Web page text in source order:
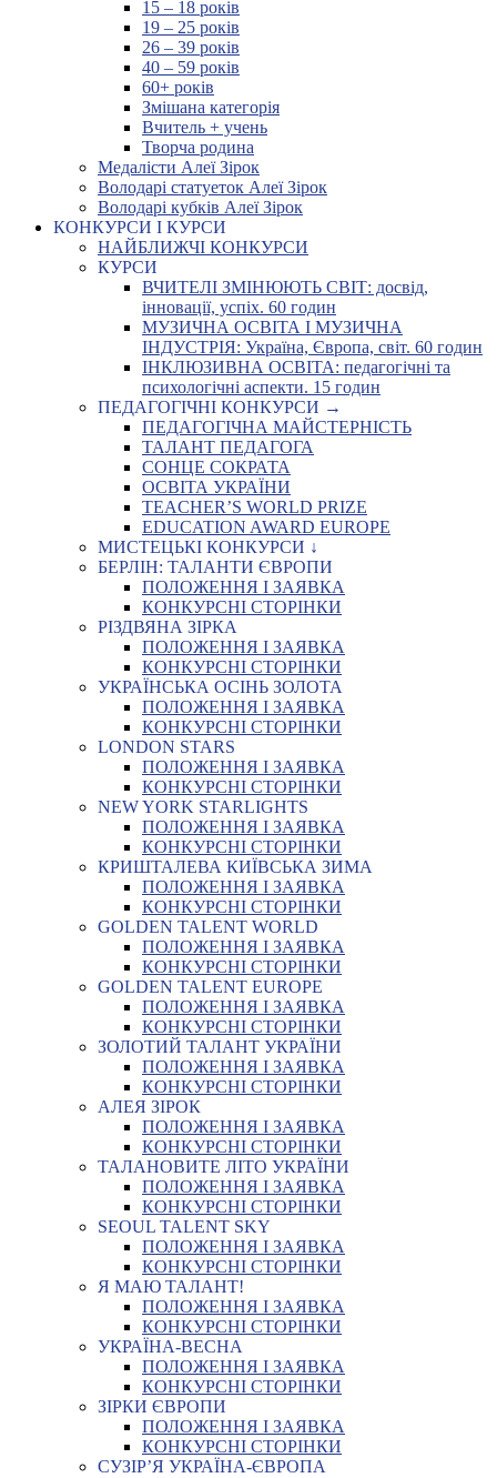
15 – 18 років
19 – 25 років
26 – 39 років
40 – 59 років
60+ років
Змішана категорія
Вчитель + учень
Творча родина
Медалісти Алеї Зірок
Володарі статуеток Алеї Зірок
Володарі кубків Алеї Зірок
КОНКУРСИ І КУРСИ
НАЙБЛИЖЧІ КОНКУРСИ
КУРСИ
ВЧИТЕЛІ ЗМІНЮЮТЬ СВІТ: досвід,
інновації, успіх. 60 годин
МУЗИЧНА ОСВІТА І МУЗИЧНА
ІНДУСТРІЯ: Україна, Європа, світ. 60 годин
ІНКЛЮЗИВНА ОСВІТА: педагогічні та
психологічні аспекти. 15 годин
ПЕДАГОГІЧНІ КОНКУРСИ →
ПЕДАГОГІЧНА МАЙСТЕРНІСТЬ
ТАЛАНТ ПЕДАГОГА
СОНЦЕ СОКРАТА
ОСВІТА УКРАЇНИ
TEACHER’S WORLD PRIZE
EDUCATION AWARD EUROPE
МИСТЕЦЬКІ КОНКУРСИ ↓
БЕРЛІН: ТАЛАНТИ ЄВРОПИ
ПОЛОЖЕННЯ І ЗАЯВКА
КОНКУРСНІ СТОРІНКИ
РІЗДВЯНА ЗІРКА
ПОЛОЖЕННЯ І ЗАЯВКА
КОНКУРСНІ СТОРІНКИ
УКРАЇНСЬКА ОСІНЬ ЗОЛОТА
ПОЛОЖЕННЯ І ЗАЯВКА
КОНКУРСНІ СТОРІНКИ
LONDON STARS
ПОЛОЖЕННЯ І ЗАЯВКА
КОНКУРСНІ СТОРІНКИ
NEW YORK STARLIGHTS
ПОЛОЖЕННЯ І ЗАЯВКА
КОНКУРСНІ СТОРІНКИ
КРИШТАЛЕВА КИЇВСЬКА ЗИМА
ПОЛОЖЕННЯ І ЗАЯВКА
КОНКУРСНІ СТОРІНКИ
GOLDEN TALENT WORLD
ПОЛОЖЕННЯ І ЗАЯВКА
КОНКУРСНІ СТОРІНКИ
GOLDEN TALENT EUROPE
ПОЛОЖЕННЯ І ЗАЯВКА
КОНКУРСНІ СТОРІНКИ
ЗОЛОТИЙ ТАЛАНТ УКРАЇНИ
ПОЛОЖЕННЯ І ЗАЯВКА
КОНКУРСНІ СТОРІНКИ
АЛЕЯ ЗІРОК
ПОЛОЖЕННЯ І ЗАЯВКА
КОНКУРСНІ СТОРІНКИ
ТАЛАНОВИТЕ ЛІТО УКРАЇНИ
ПОЛОЖЕННЯ І ЗАЯВКА
КОНКУРСНІ СТОРІНКИ
SEOUL TALENT SKY
ПОЛОЖЕННЯ І ЗАЯВКА
КОНКУРСНІ СТОРІНКИ
Я МАЮ ТАЛАНТ!
ПОЛОЖЕННЯ І ЗАЯВКА
КОНКУРСНІ СТОРІНКИ
УКРАЇНА-ВЕСНА
ПОЛОЖЕННЯ І ЗАЯВКА
КОНКУРСНІ СТОРІНКИ
ЗІРКИ ЄВРОПИ
ПОЛОЖЕННЯ І ЗАЯВКА
КОНКУРСНІ СТОРІНКИ
СУЗІР’Я УКРАЇНА-ЄВРОПА